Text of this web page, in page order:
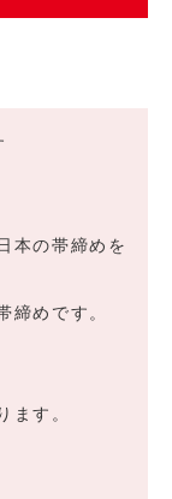
本の帯締めを
締めです。
ます。